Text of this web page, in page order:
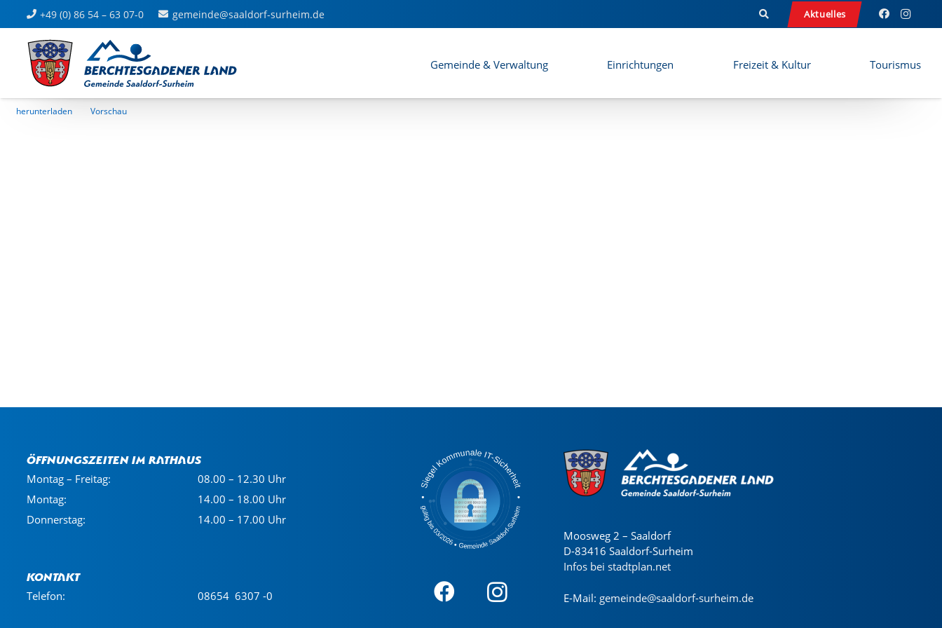
+49 (0) 86 54 – 63 07-0 gemeinde@saaldorf-surheim.de Aktuelles
Gemeinde & Verwaltung Einrichtungen Freizeit & Kultur Tourismus
Stellplatzsatzung
Dateigrösse: 1.21 MB
Created: 20.05.2026
Updated: 20.05.2026
Aufrufe: 83
herunterladen Vorschau
Öffnungszeiten im Rathaus
Montag – Freitag:
08.00 – 12.30 Uhr
Montag:
14.00 – 18.00 Uhr
Donnerstag:
14.00 – 17.00 Uhr
Kontakt
Telefon: 08654 6307 -0
Moosweg 2 – Saaldorf
D-83416 Saaldorf-Surheim
Infos bei stadtplan.net
E-Mail: gemeinde@saaldorf-surheim.de